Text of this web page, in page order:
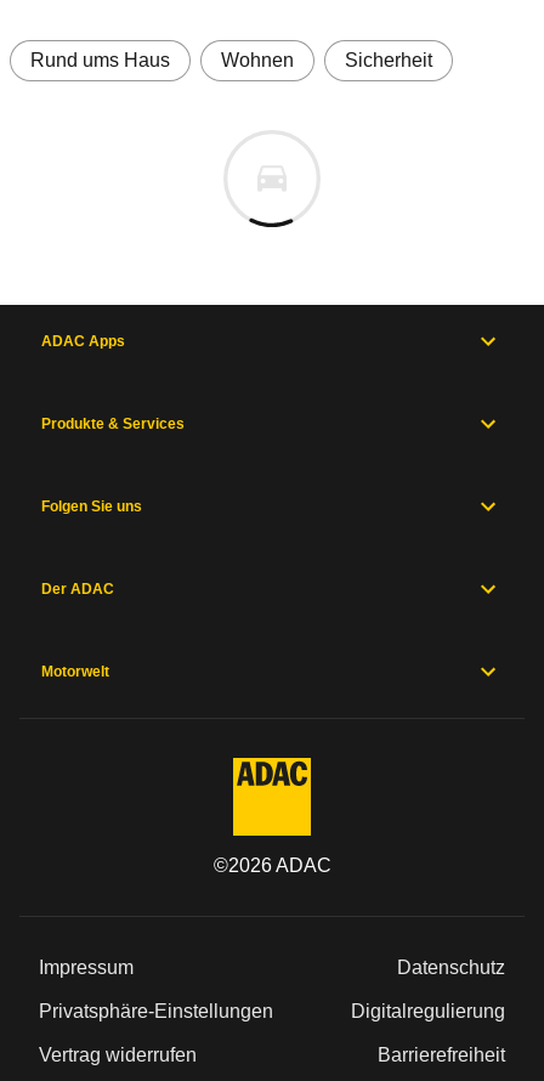
Rund ums Haus Wohnen Sicherheit
ADAC Apps
Produkte & Services
Folgen Sie uns
Der ADAC
Motorwelt
©2026ADAC
Impressum Datenschutz
Privatsphäre-Einstellungen Digitalregulierung
Vertrag widerrufen Barrierefreiheit